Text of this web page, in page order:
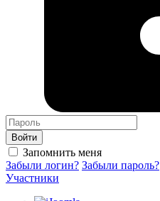
Войти
Запомнить меня
Забыли логин? Забыли пароль?
Участники